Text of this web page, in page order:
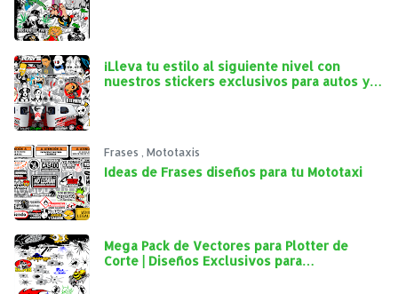
¡Lleva tu estilo al siguiente nivel con
nuestros stickers exclusivos para autos y
Frases Mototaxis
Ideas de Frases diseños para tu Mototaxi
Mega Pack de Vectores para Plotter de
Corte | Diseños Exclusivos para